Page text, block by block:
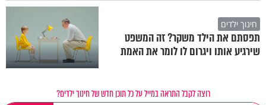
חינוך ילדים
תפסתם את הילד משקר? זה המשפט
שירגיע אותו ויגרום לו לומר את האמת
רוצה לקבל התראה במייל על כל תוכן חדש של חינוך ילדים?